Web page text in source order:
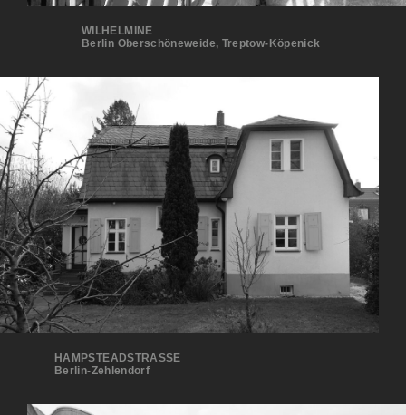
WILHELMINE
Berlin Oberschöneweide, Treptow-Köpenick
HAMPSTEADSTRASSE
Berlin-Zehlendorf